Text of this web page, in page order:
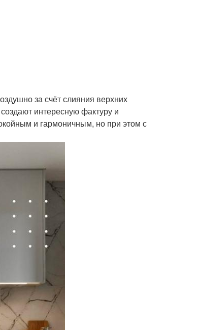
за счёт слияния верхних
интересную фактуру и
и гармоничным, но при этом с